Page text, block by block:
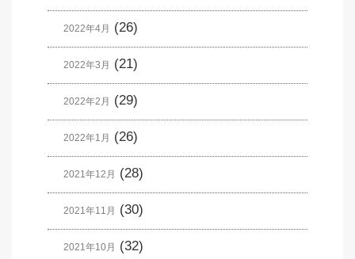
2022年4月 (26)
2022年3月 (21)
2022年2月 (29)
2022年1月 (26)
2021年12月 (28)
2021年11月 (30)
2021年10月 (32)